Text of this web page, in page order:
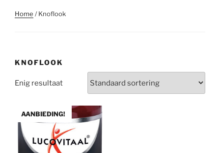
Home / Knoflook
KNOFLOOK
Enig resultaat
AANBIEDING!